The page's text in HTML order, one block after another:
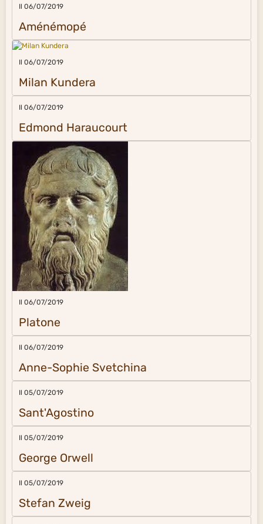
Il 06/07/2019
Aménémopé
Il 06/07/2019
Milan Kundera
Il 06/07/2019
Edmond Haraucourt
Il 06/07/2019
Platone
Il 06/07/2019
Anne-Sophie Svetchina
Il 05/07/2019
Sant'Agostino
Il 05/07/2019
George Orwell
Il 05/07/2019
Stefan Zweig